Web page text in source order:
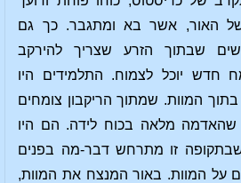
של האור, אשר בא ומתגבר. כך גם
שבתוך הזרע שצריך להירקב
חדש יוכל לצמוח. התלמידים היו
המוות. שמתוך הריקבון צומחים
שהאדמה מלאה בכוח לידה. הם היו
שבתקופה זו מתרחש דבר-מה בפנים
על המוות. באור המנצח את המוות,